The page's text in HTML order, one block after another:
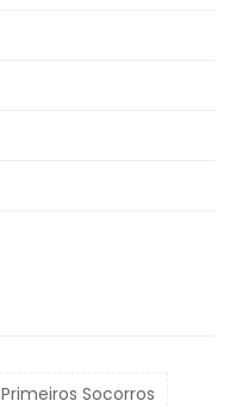
Primeiros Socorros